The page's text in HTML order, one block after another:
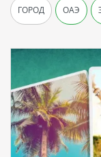
ГОРОД ОАЭ